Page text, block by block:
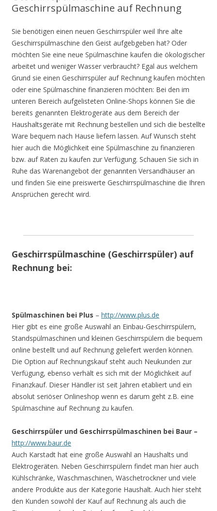
Geschirrspülmaschine auf Rechnung
Sie benötigen einen neuen Geschirrspüler weil Ihre alte
Geschirrspülmaschine den Geist aufgebgeben hat? Oder
möchten Sie eine neue Spülmaschine kaufen die ökologischer
arbeitet und weniger Wasser verbraucht? Egal aus welchem
Grund sie einen Geschirrspüler auf Rechnung kaufen möchten
oder eine Spülmaschine finanzieren möchten: Bei den im
unteren Bereich aufgelisteten Online-Shops können Sie die
bereits genannten Elektrogeräte aus dem Bereich der
Haushaltsgeräte mit Rechnung bestellen und sich die bestellte
Ware bequem nach Hause liefern lassen. Auf Wunsch steht
hier auch die Möglichkeit eine Spülmaschine zu finanzieren
bzw. auf Raten zu kaufen zur Verfügung. Schauen Sie sich in
Ruhe das Warenangebot der genannten Versandhäuser an
und finden Sie eine preiswerte Geschirrspülmaschine die Ihren
Ansprüchen gerecht wird.
Geschirrspülmaschine (Geschirrspüler) auf
Rechnung bei:
Spülmaschinen bei Plus – http://www.plus.de
Hier gibt es eine große Auswahl an Einbau-Geschirrspülern,
Standspülmaschinen und kleinen Geschirrspülern die bequem
online bestellt und auf Rechnung geliefert werden können.
Die Option auf Rechnungskauf steht auch Neukunden zur
Verfügung, ebenso verhält es sich mit der Möglichkeit auf
Finanzkauf. Dieser Händler ist seit Jahren etabliert und ein
absolut seriöser Onlineshop wenn es darum geht z.B. eine
Spülmaschine auf Rechnung zu kaufen.
Geschirrspüler und Geschirrspülmaschinen bei Baur –
http://www.baur.de
Auch Karstadt hat eine große Auswahl an Haushalts und
Elektrogeräten. Neben Geschirrspülern findet man hier auch
Kühlschränke, Waschmaschinen, Wäschetrockner und viele
andere Produkte aus der Kategorie Haushalt. Auch hier steht
den Kunden sowohl der Kauf auf Rechnung als auch die